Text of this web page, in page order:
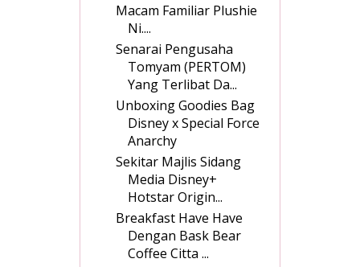
Macam Familiar Plushie
Ni....
Senarai Pengusaha
Tomyam (PERTOM)
Yang Terlibat Da...
Unboxing Goodies Bag
Disney x Special Force
Anarchy
Sekitar Majlis Sidang
Media Disney+
Hotstar Origin...
Breakfast Have Have
Dengan Bask Bear
Coffee Citta ...